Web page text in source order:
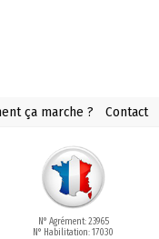
ça marche ? Contact
N° Agrément: 23965
N° Habilitation: 17030